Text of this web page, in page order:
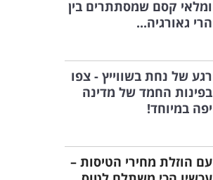
ומלאי קסם שמסתתרים בין
הרי גאורגיה...
רגע של נחת בשווייץ - צפו
בפינות החמד של מדינה
יפה במיוחד!
עם הוזלת מחירי הטיסות –